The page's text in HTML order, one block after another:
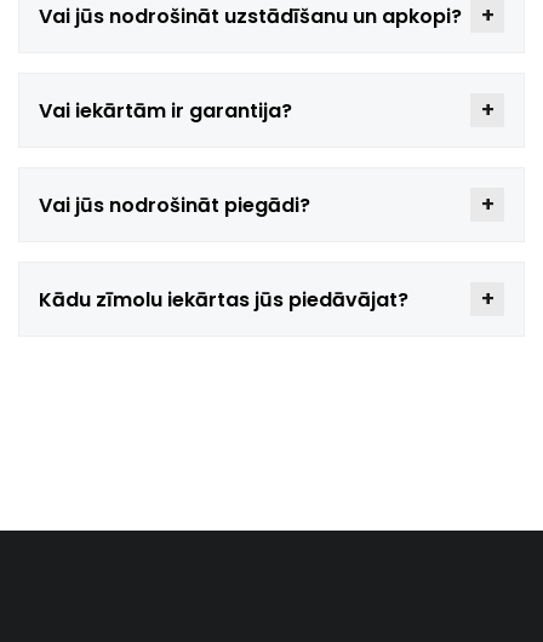
Vai jūs nodrošināt uzstādīšanu un apkopi?
Vai iekārtām ir garantija?
Vai jūs nodrošināt piegādi?
Kādu zīmolu iekārtas jūs piedāvājat?